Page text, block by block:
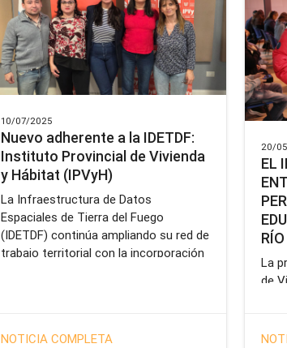
10/07/2025
Nuevo adherente a la IDETDF:
Instituto Provincial de Vivienda
y Hábitat (IPVyH)
La Infraestructura de Datos
Espaciales de Tierra del Fuego
(IDETDF) continúa ampliando su red de
trabajo territorial con la incorporación
NOTICIA COMPLETA
20/
EL
La
de